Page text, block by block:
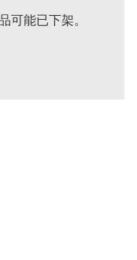
可能已下架。